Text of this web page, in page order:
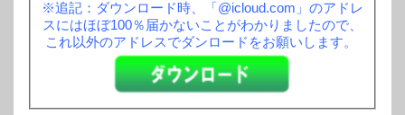
※追記：ダウンロード時、「@icloud.com」のアドレ
スにはほぼ100％届かないことがわかりましたので、
これ以外のアドレスでダンロードをお願いします。